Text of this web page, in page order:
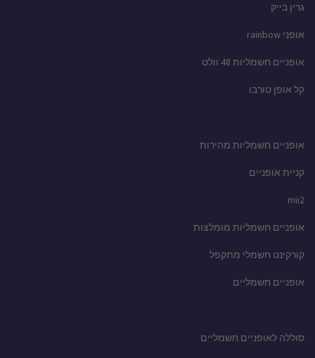
גרין בייק
אופני rainbow
אופניים חשמליות 48 וולט
קל אופן טורבו
אופניים חשמליות מהירות
קניית אופניים
mii2
אופניים חשמליות מומלצות
קורקינט חשמלי מתקפל
אופניים חשמליים
סוללה לאופניים חשמליים